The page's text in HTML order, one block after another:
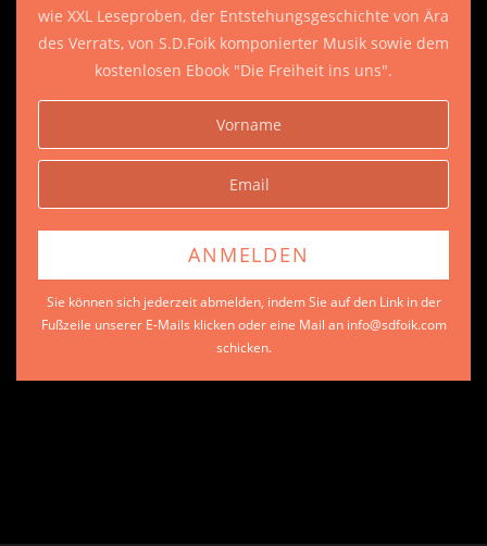
wie XXL Leseproben, der Entstehungsgeschichte von Ära
des Verrats, von S.D.Foik komponierter Musik sowie dem
kostenlosen Ebook "Die Freiheit ins uns".
Sie können sich jederzeit abmelden, indem Sie auf den Link in der
Fußzeile unserer E-Mails klicken oder eine Mail an info@sdfoik.com
schicken.